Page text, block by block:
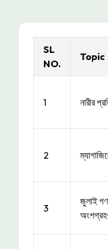
SL
NO.
Topic
1 নারীর
2
3
জুলাই